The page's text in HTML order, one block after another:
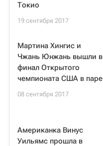
Токио
19 сентября 2017
Мартина Хингис и
Чжань Юнжань вышли в
финал Открытого
чемпионата США в паре
08 сентября 2017
Американка Винус
Уильямс прошла в